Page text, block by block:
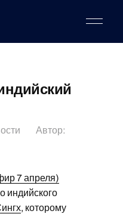
Автор:
7 апреля)
индийского
, которому